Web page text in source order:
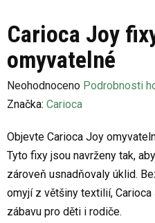
Carioca Joy
omyvatelné
Průměrné
hodnocení
je
0,0
z
5
hvězdiček.
Neohodnoceno Podrobnosti
Značka: Carioca
Objevte Carioca Joy
Tyto fixy jsou navrženy tak,
zároveň usnadňovaly úklid.
omyjí z většiny textilií,
zábavu pro děti i rodiče.